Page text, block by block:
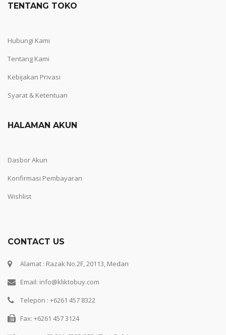
TENTANG TOKO
Hubungi Kami
Tentang Kami
Kebijakan Privasi
Syarat & Ketentuan
HALAMAN AKUN
Dasbor Akun
Konfirmasi Pembayaran
Wishlist
CONTACT US
Alamat : Razak No.2F, 20113, Medan
Email: info@kliktobuy.com
Telepon : +6261 457 8322
Fax: +6261 457 3124